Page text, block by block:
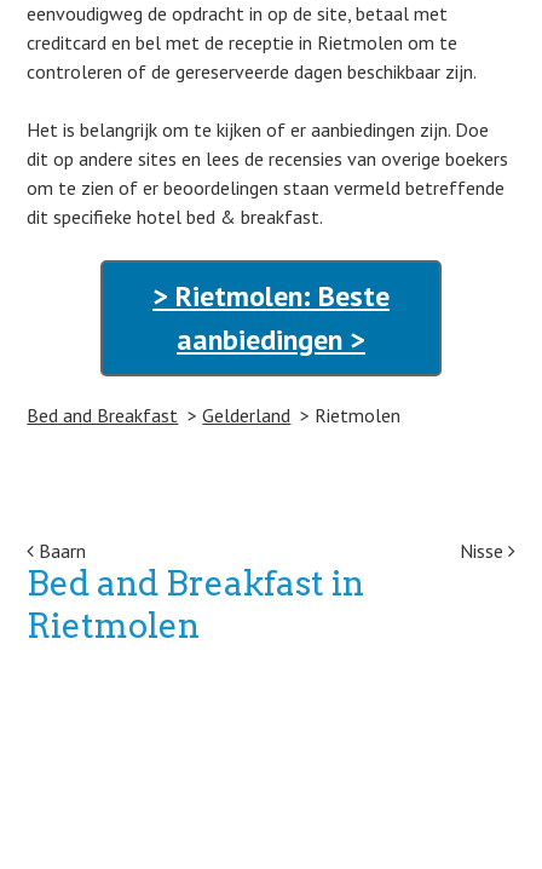
eenvoudigweg de opdracht in op de site, betaal met
creditcard en bel met de receptie in Rietmolen om te
controleren of de gereserveerde dagen beschikbaar zijn.
Het is belangrijk om te kijken of er aanbiedingen zijn. Doe
dit op andere sites en lees de recensies van overige boekers
om te zien of er beoordelingen staan vermeld betreffende
dit specifieke hotel bed & breakfast.
> Rietmolen: Beste
aanbiedingen >
Bed and Breakfast Gelderland Rietmolen
Post navigation
Baarn Nisse
Bed and Breakfast in
Rietmolen